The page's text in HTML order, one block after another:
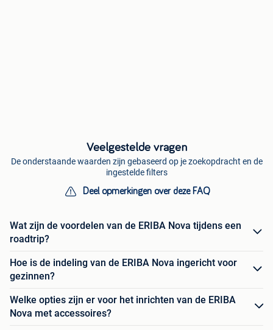
Veelgestelde vragen
De onderstaande waarden zijn gebaseerd op je zoekopdracht en de
ingestelde filters
Deel opmerkingen over deze FAQ
Wat zijn de voordelen van de ERIBA Nova tijdens een
roadtrip?
Hoe is de indeling van de ERIBA Nova ingericht voor
gezinnen?
Welke opties zijn er voor het inrichten van de ERIBA
Nova met accessoires?